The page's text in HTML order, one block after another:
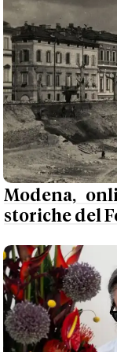
Modena,
storiche del